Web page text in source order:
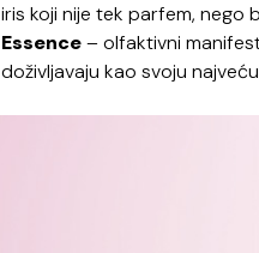
iris koji nije tek parfem, nego
Essence– olfaktivni
doživljavaju kao svoju